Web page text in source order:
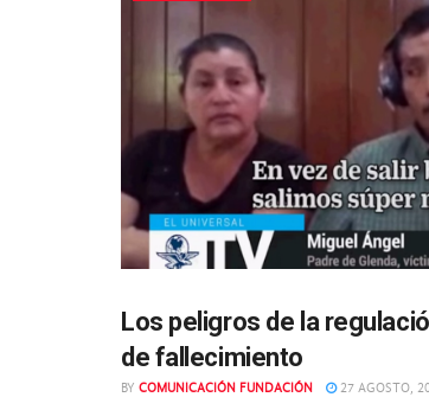
NOTICIAS
Los peligros de la
de fallecimiento
BY COMUNICACIÓN FUNDACIÓN 27 AGOSTO,